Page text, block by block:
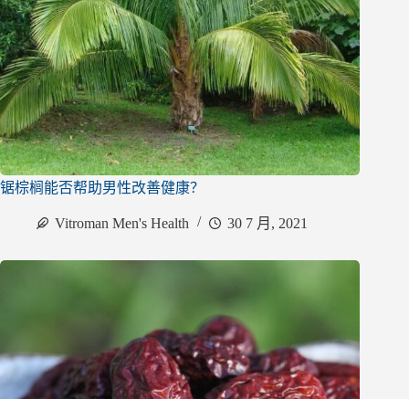
锯棕榈能否帮助男性改善健康？
Vitroman Men's Health 30 7 月, 2021